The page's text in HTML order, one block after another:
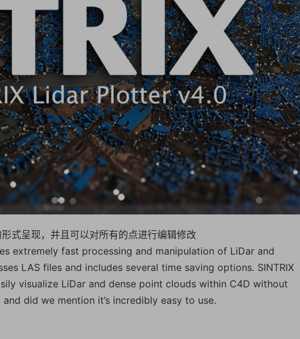
式呈现，并且可以对所有的点进行编辑修改
extremely fast processing and manipulation of LiDar and
LAS files and includes several time saving options. SINTRIX
visualize LiDar and dense point clouds within C4D without
did we mention it’s incredibly easy to use.